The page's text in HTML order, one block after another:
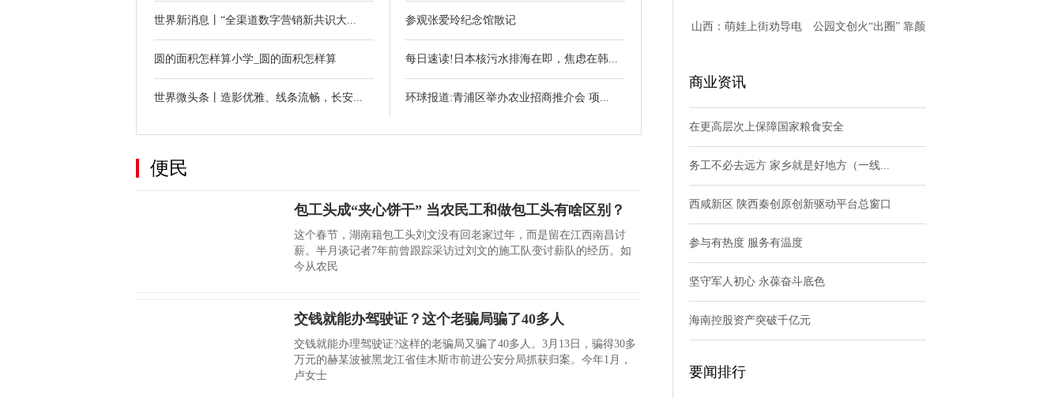
世界新消息丨“全渠道数字营销新共识大...
圆的面积怎样算小学_圆的面积怎样算
世界微头条丨造影优雅、线条流畅，长安...
参观张爱玲纪念馆散记
每日速读!日本核污水排海在即，焦虑在韩...
环球报道:青浦区举办农业招商推介会 项...
便民
包工头成“夹心饼干” 当农民工和做包工头有啥区别？
这个春节，湖南籍包工头刘文没有回老家过年，而是留在江西南昌讨
薪。半月谈记者7年前曾跟踪采访过刘文的施工队变讨薪队的经历。如
今从农民
交钱就能办驾驶证？这个老骗局骗了40多人
交钱就能办理驾驶证?这样的老骗局又骗了40多人。3月13日，骗得30多
万元的赫某波被黑龙江省佳木斯市前进公安分局抓获归案。今年1月，
卢女士
山西：萌娃上街劝导电
公园文创火“出圈” 靠颜
商业资讯
在更高层次上保障国家粮食安全
务工不必去远方 家乡就是好地方（一线...
西咸新区 陕西秦创原创新驱动平台总窗口
参与有热度 服务有温度
坚守军人初心 永葆奋斗底色
海南控股资产突破千亿元
要闻排行